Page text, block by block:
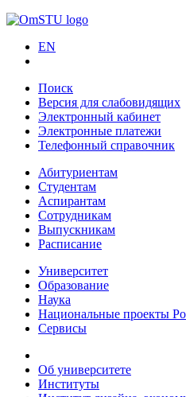
EN
Поиск
Версия для слабовидящих
Электронный кабинет
Электронные платежи
Телефонный справочник
Абитуриентам
Студентам
Аспирантам
Сотрудникам
Выпускникам
Расписание
Университет
Образование
Наука
Национальные проекты
Сервисы
Об университете
Институты